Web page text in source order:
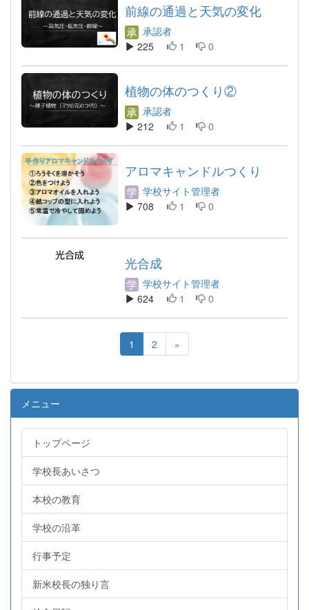
前線の通過と天気の変化
承認者
225
1 0
植物の体のつくり②
承認者
212
1 0
アロマキャンドルつくり
学校サイト管理者
708
1 0
光合成
学校サイト管理者
624
1 0
1 2 »
メニュー
トップページ
学校長あいさつ
本校の教育
学校の沿革
行事予定
新米校長の独り言